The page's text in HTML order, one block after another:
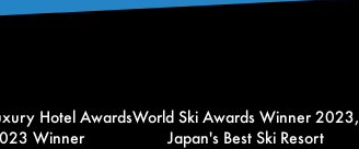
Hotel Awards
Winner
World Ski Awards Winner 2023,
Japan's Best Ski Resort